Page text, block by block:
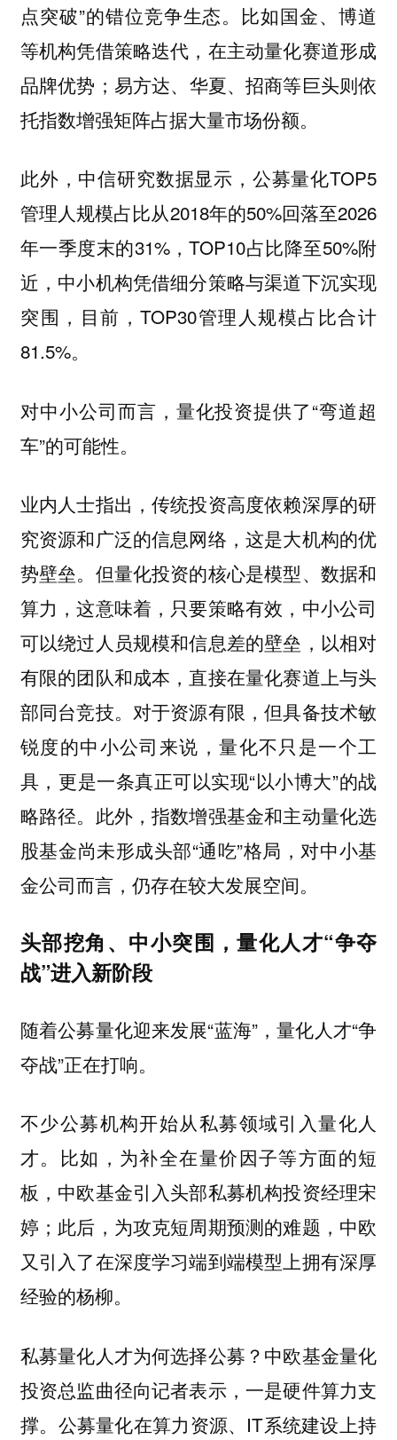
点突破”的错位竞争生态。比如国金、博道
等机构凭借策略迭代，在主动量化赛道形成
品牌优势；易方达、华夏、招商等巨头则依
托指数增强矩阵占据大量市场份额。
此外，中信研究数据显示，公募量化TOP5
管理人规模占比从2018年的50%回落至2026
年一季度末的31%，TOP10占比降至50%附
近，中小机构凭借细分策略与渠道下沉实现
突围，目前，TOP30管理人规模占比合计
81.5%。
对中小公司而言，量化投资提供了“弯道超
车”的可能性。
业内人士指出，传统投资高度依赖深厚的研
究资源和广泛的信息网络，这是大机构的优
势壁垒。但量化投资的核心是模型、数据和
算力，这意味着，只要策略有效，中小公司
可以绕过人员规模和信息差的壁垒，以相对
有限的团队和成本，直接在量化赛道上与头
部同台竞技。对于资源有限，但具备技术敏
锐度的中小公司来说，量化不只是一个工
具，更是一条真正可以实现“以小博大”的战
略路径。此外，指数增强基金和主动量化选
股基金尚未形成头部“通吃”格局，对中小基
金公司而言，仍存在较大发展空间。
头部挖角、中小突围，量化人才“争夺
战”进入新阶段
随着公募量化迎来发展“蓝海”，量化人才“争
夺战”正在打响。
不少公募机构开始从私募领域引入量化人
才。比如，为补全在量价因子等方面的短
板，中欧基金引入头部私募机构投资经理宋
婷；此后，为攻克短周期预测的难题，中欧
又引入了在深度学习端到端模型上拥有深厚
经验的杨柳。
私募量化人才为何选择公募？中欧基金量化
投资总监曲径向记者表示，一是硬件算力支
撑。公募量化在算力资源、IT系统建设上持